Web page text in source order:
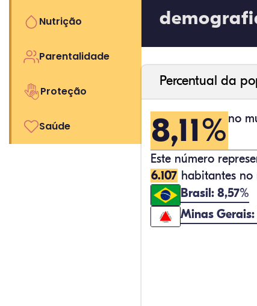
Nutrição
Parentalidade
Proteção
Saúde
Percentual da
8,11% no
Este número
6.107 habitantes no
Brasil: 8,57%
Minas Gerais: